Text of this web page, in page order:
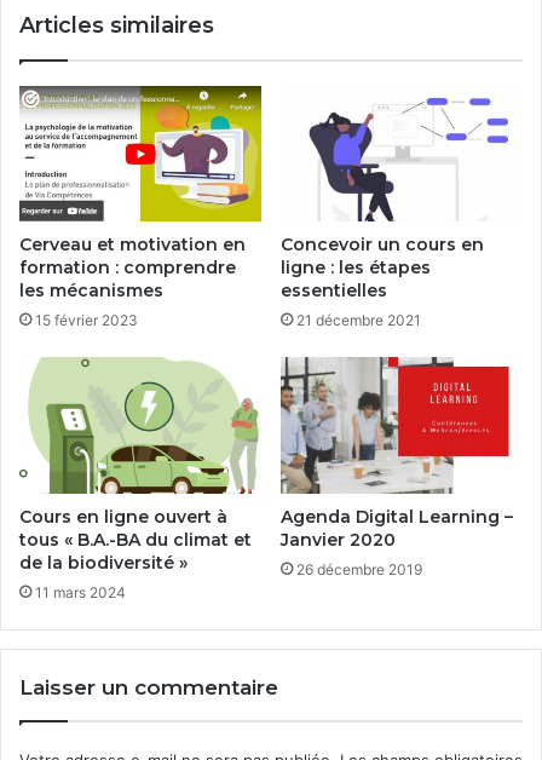
Articles similaires
Cerveau et motivation en
formation : comprendre
les mécanismes
15 février 2023
Concevoir un cours en
ligne : les étapes
essentielles
21 décembre 2021
Cours en ligne ouvert à
tous « B.A.-BA du climat et
de la biodiversité »
11 mars 2024
Agenda Digital Learning –
Janvier 2020
26 décembre 2019
Laisser un commentaire